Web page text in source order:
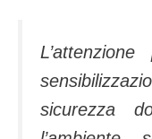
sicurezza